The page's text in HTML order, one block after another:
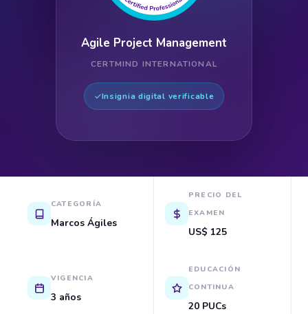
Agile Project Management
CERTMIND INTERNATIONAL
Insignia digital verificable
CATEGORÍA
Marcos Ágiles
PRECIO DEL
EXAMEN
US$ 125
VIGENCIA
3 años
EDUCACIÓN
CONTINUA
20 PUCs